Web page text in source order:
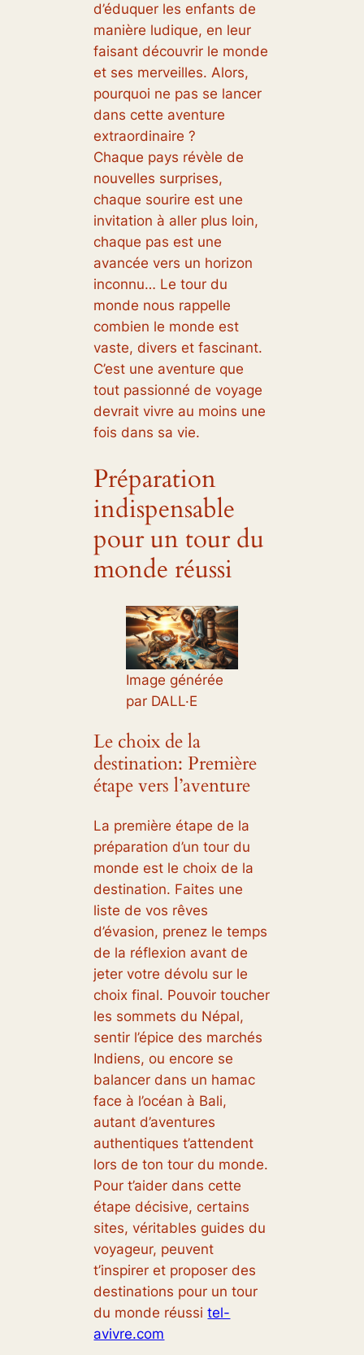
d’éduquer les enfants de
manière ludique, en leur
faisant découvrir le monde
et ses merveilles. Alors,
pourquoi ne pas se lancer
dans cette aventure
extraordinaire ?
Chaque pays révèle de
nouvelles surprises,
chaque sourire est une
invitation à aller plus loin,
chaque pas est une
avancée vers un horizon
inconnu… Le tour du
monde nous rappelle
combien le monde est
vaste, divers et fascinant.
C’est une aventure que
tout passionné de voyage
devrait vivre au moins une
fois dans sa vie.
Préparation
indispensable
pour un tour du
monde réussi
Image générée
par DALL·E
Le choix de la
destination: Première
étape vers l’aventure
La première étape de la
préparation d’un tour du
monde est le choix de la
destination. Faites une
liste de vos rêves
d’évasion, prenez le temps
de la réflexion avant de
jeter votre dévolu sur le
choix final. Pouvoir toucher
les sommets du Népal,
sentir l’épice des marchés
Indiens, ou encore se
balancer dans un hamac
face à l’océan à Bali,
autant d’aventures
authentiques t’attendent
lors de ton tour du monde.
Pour t’aider dans cette
étape décisive, certains
sites, véritables guides du
voyageur, peuvent
t’inspirer et proposer des
destinations pour un tour
du monde réussitel-
avivre.com